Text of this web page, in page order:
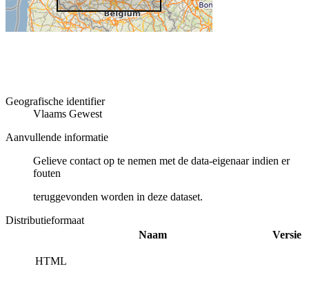
Geografische identifier
Vlaams Gewest
Aanvullende informatie
Gelieve contact op te nemen met de data-eigenaar indien er
fouten
teruggevonden worden in deze dataset.
Distributieformaat
Naam
Versie
HTML